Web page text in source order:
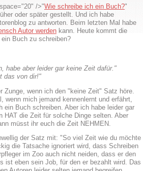
/>"Wie schreibe ich ein Buch?"
oder später gestellt. Und ich habe
zu antworten. Beim letzten Mal habe
Autor werden kann. Heute kommt die
Buch zu schreiben?
habe aber leider gar keine Zeit dafür."
das von dir!"
Zunge, wenn ich den "keine Zeit" Satz höre.
wenn mich jemand kennenlernt und erfährt,
Buch schreiben. Aber ich habe leider gar
HAT die Zeit für solche Dinge selten. Aber
müsst ihr euch die Zeit NEHMEN.
der Satz mit: "So viel Zeit wie du möchte
die Tatsache ignoriert wird, dass Schreiben
im Zoo auch nicht neiden, dass er den
ist eben sein Job, für den er bezahlt wird. Das